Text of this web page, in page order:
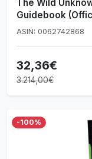
The Wild
Guidebook
ASIN: 0062742868
32,36€
3.214,00€
-100%